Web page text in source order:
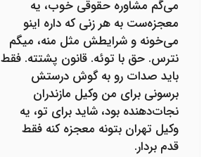
می‌گم مشاوره حقوقی خوب، یه
معجزه‌ست به هر زنی که داره اینو
می‌خونه و شرایطش مثل منه، میگم
نترس. حق با توئه. قانون پشتته. فقط
باید صدات رو به گوش درستش
برسونی برای من وکیل مازندران
نجات‌دهنده بود، شاید برای تو، یه
وکیل تهران بتونه معجزه کنه فقط
قدم بردار.